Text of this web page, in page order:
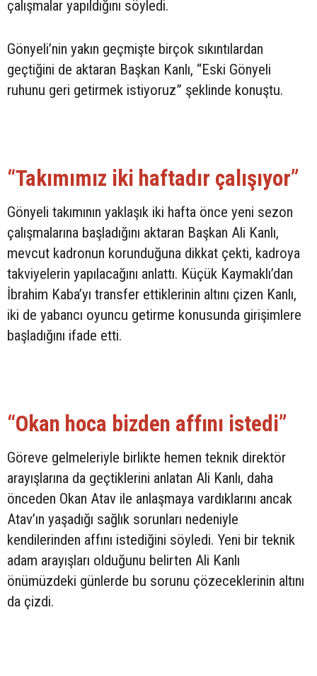
çalışmalar yapıldığını söyledi.
Gönyeli’nin yakın geçmişte birçok sıkıntılardan
geçtiğini de aktaran Başkan Kanlı, “Eski Gönyeli
ruhunu geri getirmek istiyoruz” şeklinde konuştu.
“Takımımız iki haftadır çalışıyor”
Gönyeli takımının yaklaşık iki hafta önce yeni sezon
çalışmalarına başladığını aktaran Başkan Ali Kanlı,
mevcut kadronun korunduğuna dikkat çekti, kadroya
takviyelerin yapılacağını anlattı. Küçük Kaymaklı’dan
İbrahim Kaba’yı transfer ettiklerinin altını çizen Kanlı,
iki de yabancı oyuncu getirme konusunda girişimlere
başladığını ifade etti.
“Okan hoca bizden affını istedi”
Göreve gelmeleriyle birlikte hemen teknik direktör
arayışlarına da geçtiklerini anlatan Ali Kanlı, daha
önceden Okan Atav ile anlaşmaya vardıklarını ancak
Atav’ın yaşadığı sağlık sorunları nedeniyle
kendilerinden affını istediğini söyledi. Yeni bir teknik
adam arayışları olduğunu belirten Ali Kanlı
önümüzdeki günlerde bu sorunu çözeceklerinin altını
da çizdi.